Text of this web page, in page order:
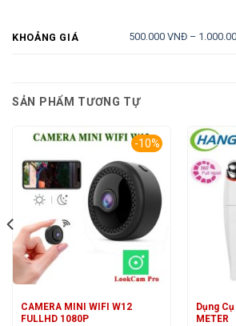
KHOẢNG GIÁ 500.000 VNĐ –
SẢN PHẨM TƯƠNG TỰ
-10%
CAMERA MINI WIFI W12
FULLHD 1080P
Dụng
METER